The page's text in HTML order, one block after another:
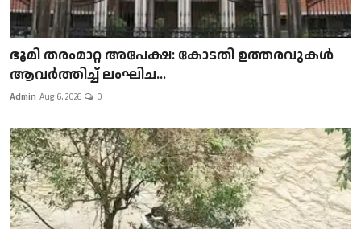
ഭൂമി തരംമാറ്റ അപേക്ഷ: കോടതി ഉത്തരവുകൾ
ആവർത്തിച്ച് ലംഘിച...
Admin Aug 6, 2026 0